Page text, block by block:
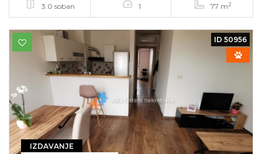
3.0 soban 1 77 m2
IZDAVANJE
ID 50956